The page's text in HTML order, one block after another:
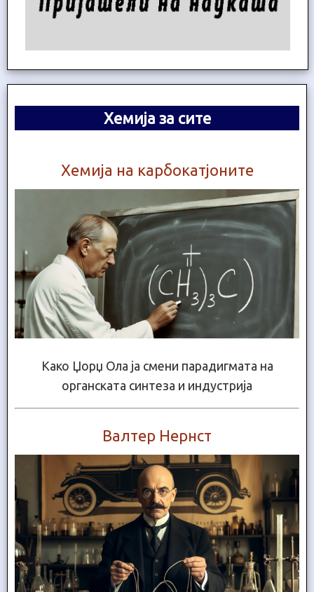
Хемија за сите
Хемија на карбокатјоните
Како Џорџ Ола ја смени парадигмата на
органската синтеза и индустрија
Валтер Нернст